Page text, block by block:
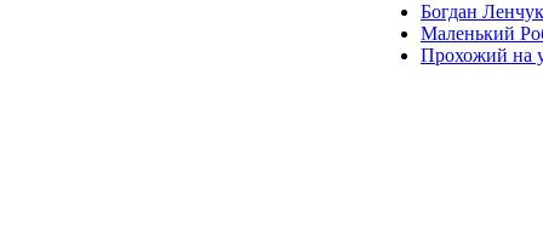
Богдан
Маленький
Прохожий на